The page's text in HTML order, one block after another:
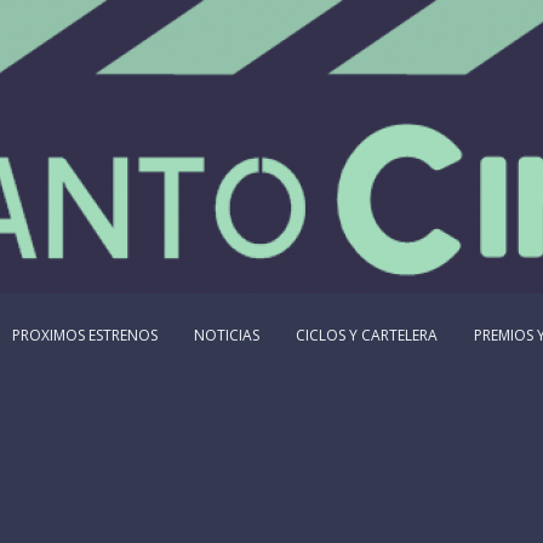
PROXIMOS ESTRENOS NOTICIAS CICLOS Y CARTELERA PREMIOS